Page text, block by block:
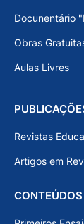
Docunentário
Obras
Aulas Livres
Revistas
Artigos em